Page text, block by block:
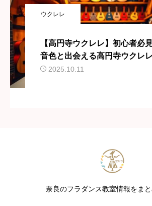
ウクレレ
【高円寺ウクレレ】初心者必
音色と出会える高円寺ウクレ
ョップガイド
2025.10.11
奈良のフラダンス教室情報をま